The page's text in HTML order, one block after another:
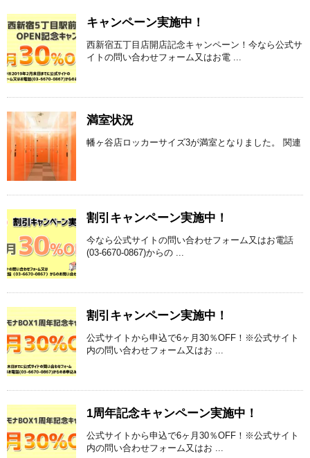
キャンペーン実施中！
西新宿五丁目店開店記念キャンペーン！今なら公式サ
イトの問い合わせフォーム又はお電 ...
満室状況
幡ヶ谷店ロッカーサイズ3が満室となりました。 関連
割引キャンペーン実施中！
今なら公式サイトの問い合わせフォーム又はお電話
(03-6670-0867)からの ...
割引キャンペーン実施中！
公式サイトから申込で6ヶ月30％OFF！※公式サイト
内の問い合わせフォーム又はお ...
1周年記念キャンペーン実施中！
公式サイトから申込で6ヶ月30％OFF！※公式サイト
内の問い合わせフォーム又はお ...